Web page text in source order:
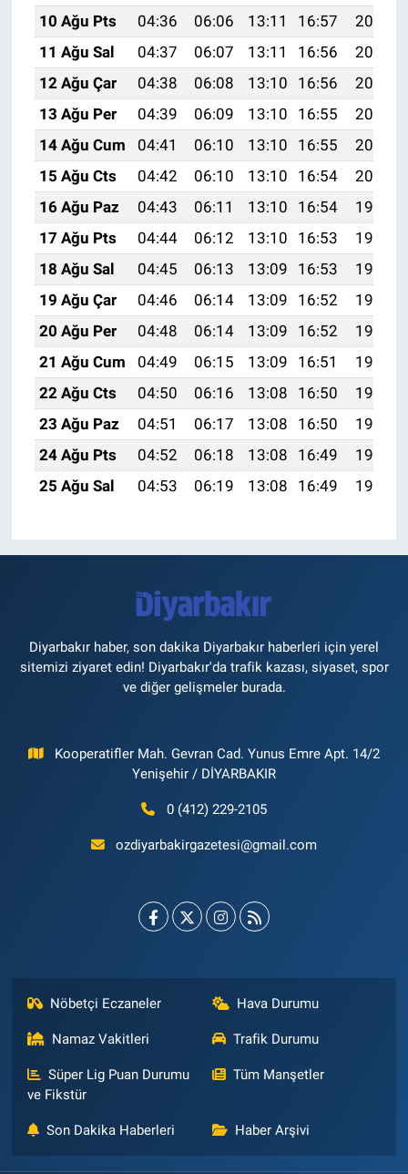
10 Ağu Pts
04:36 06:06 13:11 16:57
20:05
11 Ağu Sal
04:37 06:07 13:11 16:56
20:04
12 Ağu Çar
04:38 06:08 13:10 16:56
20:03
13 Ağu Per
04:39 06:09 13:10 16:55
20:02
14 Ağu Cum
04:41 06:10 13:10 16:55
20:01
15 Ağu Cts
04:42 06:10 13:10 16:54
20:00
16 Ağu Paz
04:43 06:11 13:10 16:54
19:58
17 Ağu Pts
04:44 06:12 13:10 16:53
19:57
18 Ağu Sal
04:45 06:13 13:09 16:53
19:56
19 Ağu Çar
04:46 06:14 13:09 16:52
19:55
20 Ağu Per
04:48 06:14 13:09 16:52
19:53
21 Ağu Cum
04:49 06:15 13:09 16:51
19:52
22 Ağu Cts
04:50 06:16 13:08 16:50
19:51
23 Ağu Paz
04:51 06:17 13:08 16:50
19:49
24 Ağu Pts
04:52 06:18 13:08 16:49
19:48
25 Ağu Sal
04:53 06:19 13:08 16:49 19:47
Diyarbakır haber, son dakika Diyarbakır haberleri için yerel
sitemizi ziyaret edin! Diyarbakır'da trafik kazası, siyaset, spor
ve diğer gelişmeler burada.
Kooperatifler Mah. Gevran Cad. Yunus Emre Apt. 14/2
Yenişehir / DİYARBAKIR
0 (412) 229-2105
ozdiyarbakirgazetesi@gmail.com
Nöbetçi Eczaneler Hava Durumu
Namaz Vakitleri Trafik Durumu
Süper Lig Puan Durumu
ve Fikstür
Tüm Manşetler
Son Dakika Haberleri Haber Arşivi